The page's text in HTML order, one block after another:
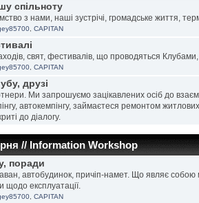
спільноту
з нами, наші зустрічі, громадське життя,
, CAPITAN
свят, фестивалів, що проводяться Клубами,
, CAPITAN
друзі
Ми запрошуємо зацікавлених осіб до
автокемпінгу, займаєтеся ремонтом
до діалогу.
// Information Workshop
поради
автобудинок, причіп-намет. Що являє собою
щодо експлуатації.
, CAPITAN